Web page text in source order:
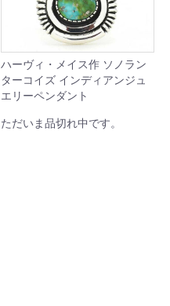
ハーヴィ・メイス作 ソノラン
ターコイズ インディアンジュ
エリーペンダント
ただいま品切れ中です。